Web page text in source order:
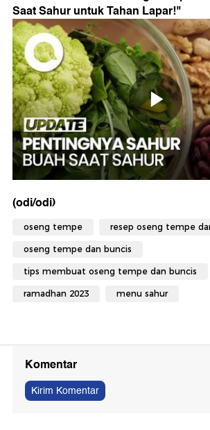
Saat Sahur untuk Tahan Lapar!"
(odi/odi)
oseng tempe resep oseng tempe
oseng tempe dan buncis
tips membuat oseng tempe dan buncis
ramadhan 2023 menu sahur
Komentar
Kirim Komentar